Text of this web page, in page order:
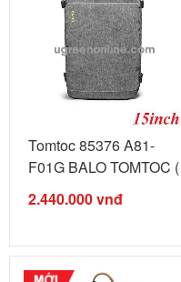
Tomtoc 85376 A81-
F01G BALO TOMTOC (
USA ) FLIGHT ...
2.440.000vnđ